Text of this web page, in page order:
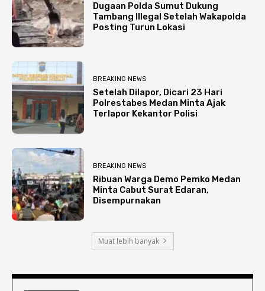
Dugaan Polda Sumut Dukung
Tambang Illegal Setelah Wakapolda
Posting Turun Lokasi
BREAKING NEWS
Setelah Dilapor, Dicari 23 Hari
Polrestabes Medan Minta Ajak
Terlapor Kekantor Polisi
BREAKING NEWS
Ribuan Warga Demo Pemko Medan
Minta Cabut Surat Edaran,
Disempurnakan
Muat lebih banyak